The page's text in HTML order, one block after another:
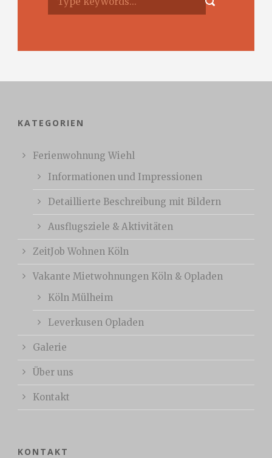
KATEGORIEN
Ferienwohnung Wiehl
Informationen und Impressionen
Detaillierte Beschreibung mit Bildern
Ausflugsziele & Aktivitäten
ZeitJob Wohnen Köln
Vakante Mietwohnungen Köln & Opladen
Köln Mülheim
Leverkusen Opladen
Galerie
Über uns
Kontakt
KONTAKT